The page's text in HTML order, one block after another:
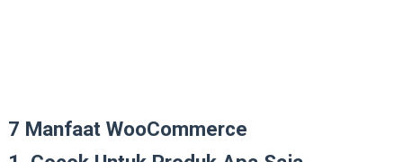
7 Manfaat WooCommerce